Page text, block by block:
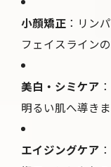
小顔矯正 ：リン
フェイスライン
美白・シミケア
明るい肌へ導きま
エイジングケア